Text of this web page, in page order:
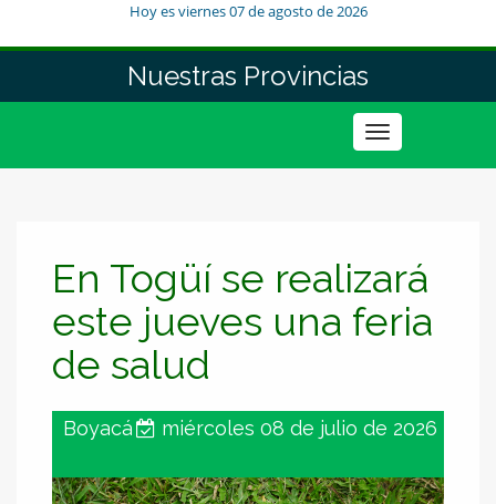
Hoy es viernes 07 de agosto de 2026
Nuestras Provincias
Toggle
En Togüí se realizará
este jueves una feria
de salud
Boyacá miércoles 08 de julio de 2026